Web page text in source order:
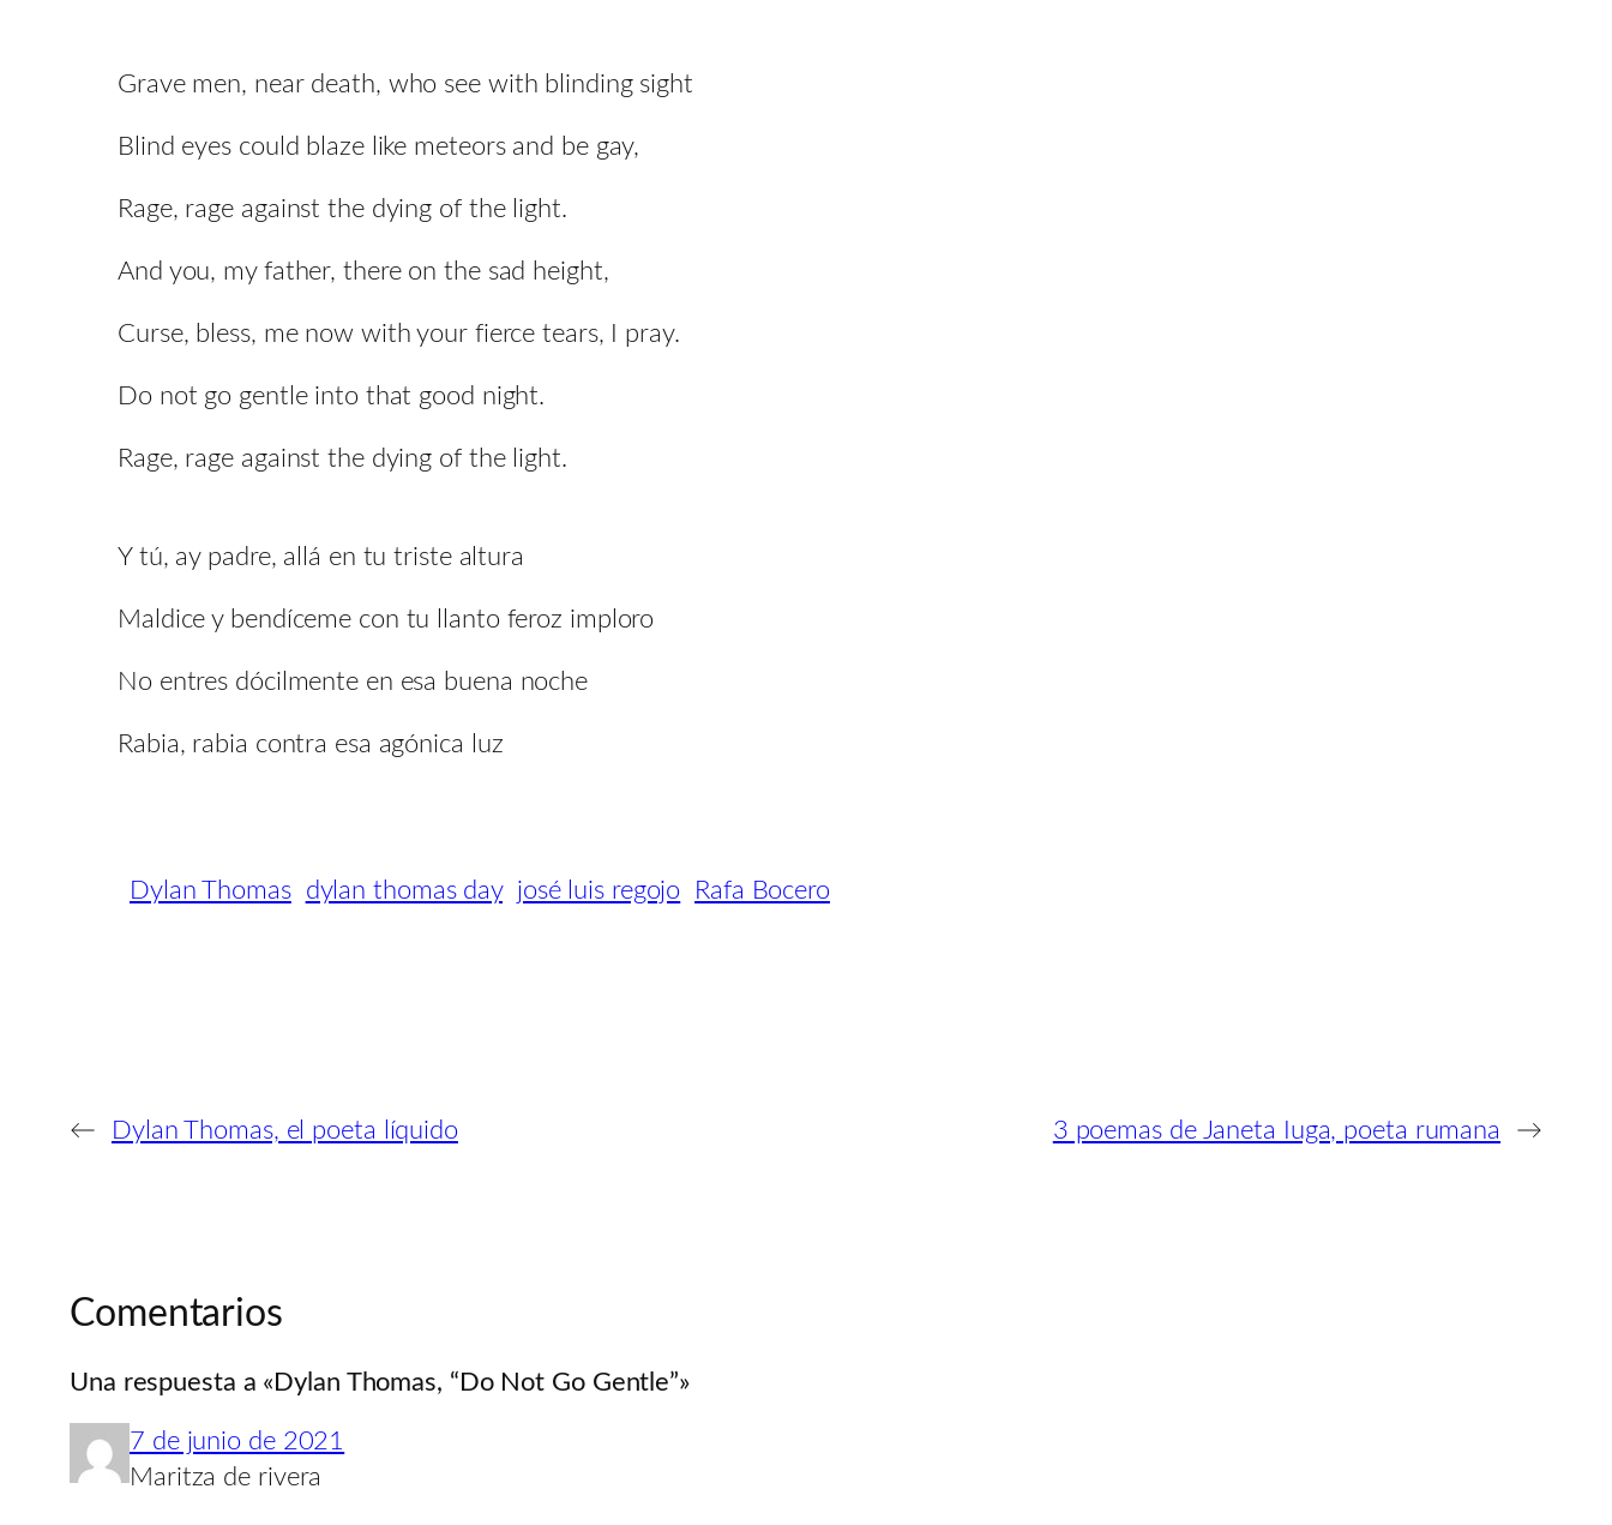
Grave men, near death, who see with blinding sight
Blind eyes could blaze like meteors and be gay,
Rage, rage against the dying of the light.
And you, my father, there on the sad height,
Curse, bless, me now with your fierce tears, I pray.
Do not go gentle into that good night.
Rage, rage against the dying of the light.
Y tú, ay padre, allá en tu triste altura
Maldice y bendíceme con tu llanto feroz imploro
No entres dócilmente en esa buena noche
Rabia, rabia contra esa agónica luz
Dylan Thomas dylan thomas day josé luis regojo Rafa Bocero
← Dylan Thomas, el poeta líquido 3 poemas de Janeta Iuga, poeta rumana →
Comentarios
Una respuesta a «Dylan Thomas, “Do Not Go Gentle”»
7 de junio de 2021
Maritza de rivera